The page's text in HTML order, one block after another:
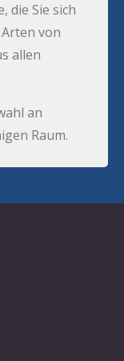
die Sie sich
von
allen
an
Raum.